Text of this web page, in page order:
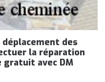
des
la réparation
avec DM